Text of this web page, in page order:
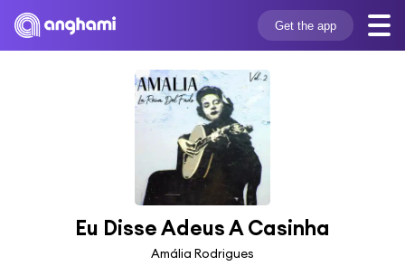
Get the app
Eu Disse Adeus A Casinha
Amália Rodrigues